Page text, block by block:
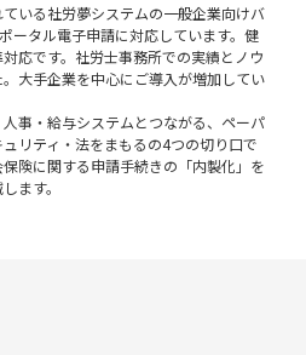
いる社労夢システムの一般企業向けバ
ータル電子申請に対応しています。健
応です。社労士事務所での実績とノウ
大手企業を中心にご導入が増加してい
事・給与システムとつながる、ペーパ
リティ・法をまもるの4つの切り口で
険に関する申請手続きの「内製化」を
ます。